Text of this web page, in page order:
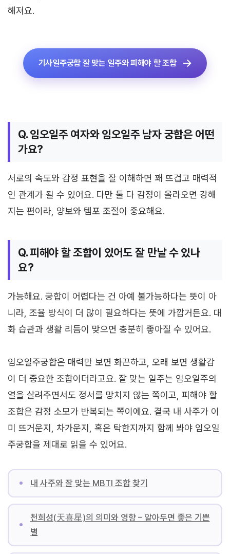
해져요.
기사일주궁합 잘 맞는 일주와 피해야 할 조합
Q. 임오일주 여자와 임오일주 남자 궁합은 어떤
가요?
서로의 속도와 감정 표현을 잘 이해하면 꽤 뜨겁고 매력적
인 관계가 될 수 있어요. 다만 둘 다 감정이 올라오면 강해
지는 편이라, 양보와 템포 조절이 중요해요.
Q. 피해야 할 조합이 있어도 잘 만날 수 있나
요?
가능해요. 궁합이 어렵다는 건 아예 불가능하다는 뜻이 아
니라, 조율 방식이 더 많이 필요하다는 뜻에 가깝거든요. 대
화 습관과 생활 리듬이 맞으면 충분히 좋아질 수 있어요.
임오일주궁합은 매력만 보면 화끈하고, 오래 보면 생활감
이 더 중요한 조합이더라고요. 잘 맞는 일주는 임오일주의
열을 살려주면서도 정서를 망치지 않는 쪽이고, 피해야 할
조합은 감정 소모가 반복되는 쪽이에요. 결국 내 사주가 이
미 뜨거운지, 차가운지, 혹은 탁한지까지 함께 봐야 임오일
주궁합을 제대로 읽을 수 있어요.
내 사주와 잘 맞는 MBTI 조합 찾기
천희성(天喜星)의 의미와 영향 – 알아두면 좋은 기쁜
별